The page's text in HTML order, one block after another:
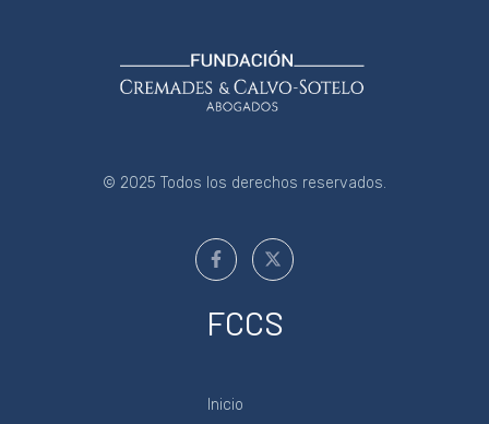
© 2025 Todos los derechos reservados.
FCCS
Inicio